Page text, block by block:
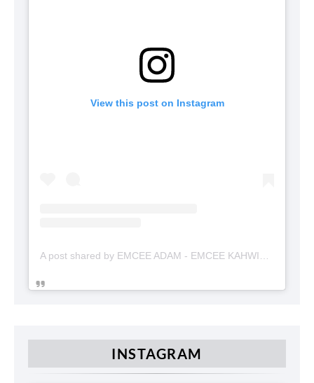
View this post on Instagram
INSTAGRAM